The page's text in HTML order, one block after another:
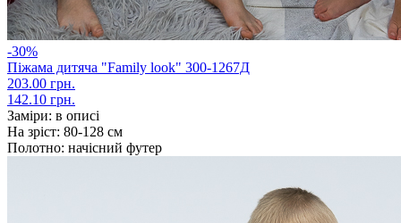
-30%
Піжама дитяча "Family look" 300-1267Д
203.00 грн.
142.10 грн.
Заміри: в описі
На зріст: 80-128 см
Полотно: начісний футер